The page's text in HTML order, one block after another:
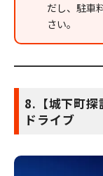
だし、駐車
さい。
8.【城下町探
ドライブ